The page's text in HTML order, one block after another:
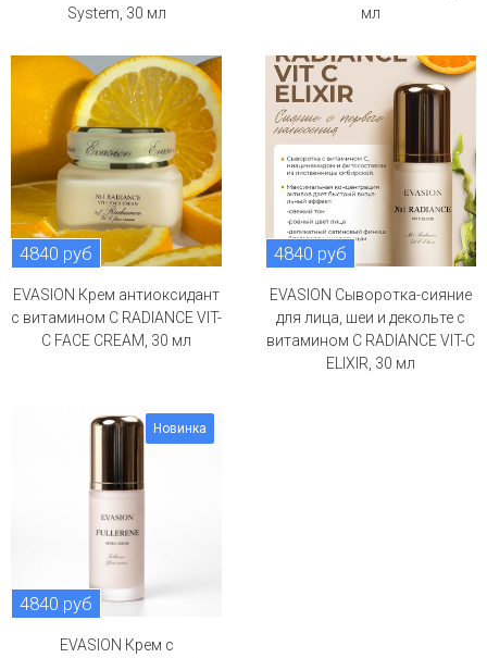
System, 30 мл
мл
4840 руб
EVASION Крем антиоксидант
с витамином С RADIANCE VIT-
C FACE CREAM, 30 мл
4840 руб
EVASION Сыворотка-сияние
для лица, шеи и декольте с
витамином С RADIANCE VIT-C
ELIXIR, 30 мл
Новинка
4840 руб
EVASION Крем с